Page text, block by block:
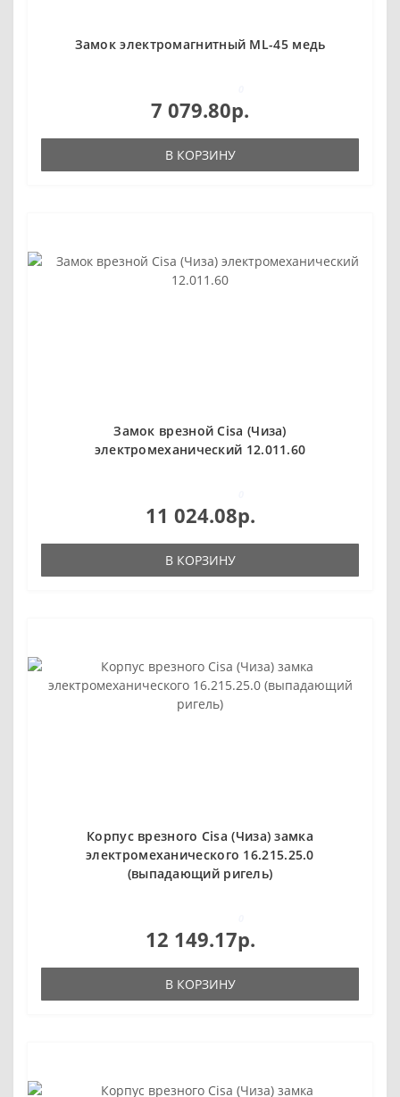
Замок электромагнитный ML-45 медь
7 079.80р.
В КОРЗИНУ
Замок врезной Cisa (Чиза)
электромеханический 12.011.60
11 024.08р.
В КОРЗИНУ
Корпус врезного Cisa (Чиза) замка
электромеханического 16.215.25.0
(выпадающий ригель)
12 149.17р.
В КОРЗИНУ